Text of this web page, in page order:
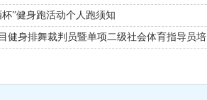
”健身跑活动个人跑须知
健身排舞裁判员暨单项二级社会体育指导员培